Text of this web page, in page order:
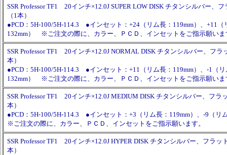
SSR Professor TF1 20インチ×12.0J SUPER LOW DISK チタンシルバー、
（1本）
●PCD：5H-100/5H-114.3 ●インセット：+24（リム長：119mm）、+11（
132mm） ※ご注文の際に、カラー、ＰＣＤ、インセットをご指示願いま
SSR Professor TF1 20インチ×12.0J NORMAL DISK チタンシルバー、フラ
本）
●PCD：5H-100/5H-114.3 ●インセット：+11（リム長：119mm）、-1（リ
132mm） ※ご注文の際に、カラー、ＰＣＤ、インセットをご指示願いま
SSR Professor TF1 20インチ×12.0J MEDIUM DISK チタンシルバー、フラ
本）
●PCD：5H-100/5H-114.3 ●インセット：+3（リム長：119mm）、-9（
※ご注文の際に、カラー、ＰＣＤ、インセットをご指示願います。
SSR Professor TF1 20インチ×12.0J HYPER DISK チタンシルバー、フラッ
本）